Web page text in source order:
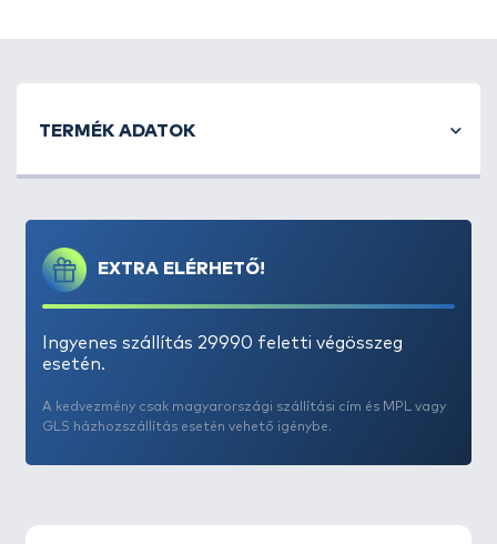
EXTRA ELÉRHETŐ!
Ingyenes szállítás 29990 feletti végösszeg
esetén.
A kedvezmény csak magyarországi szállítási cím és MPL vagy
GLS házhozszállítás esetén vehető igénybe.
TERMÉK ADATOK